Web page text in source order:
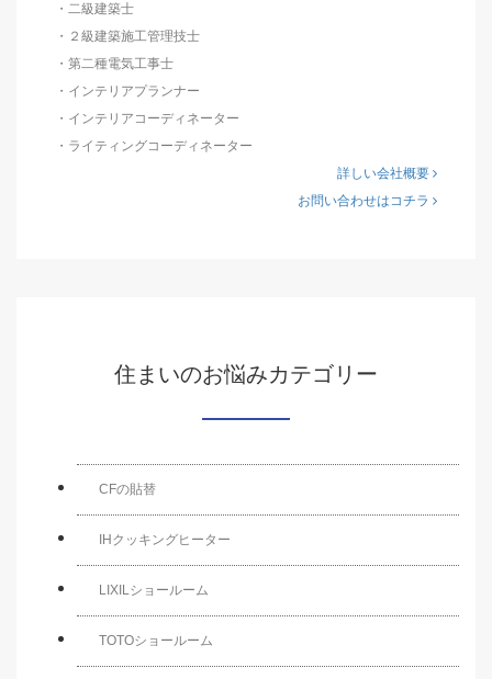
・二級建築士
・２級建築施工管理技士
・第二種電気工事士
・インテリアプランナー
・インテリアコーディネーター
・ライティングコーディネーター
詳しい会社概要
お問い合わせはコチラ
住まいのお悩みカテゴリー
CFの貼替
IHクッキングヒーター
LIXILショールーム
TOTOショールーム